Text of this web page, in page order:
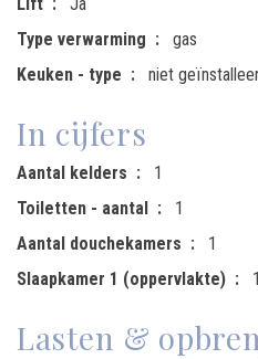
Type verwarming
gas
Keuken - type
niet
In cijfers
Aantal kelders
1
Toiletten - aantal
1
Aantal douchekamers
1
Slaapkamer 1 (oppervlakte)
Lasten &